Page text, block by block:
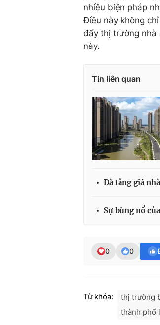
nhiều biện pháp
Điều này không
đẩy thị trường nhà
này.
Tin liên quan
Đà tăng giá
Sự bùng nổ
0 0
Từ khóa: thị trường
thành phố